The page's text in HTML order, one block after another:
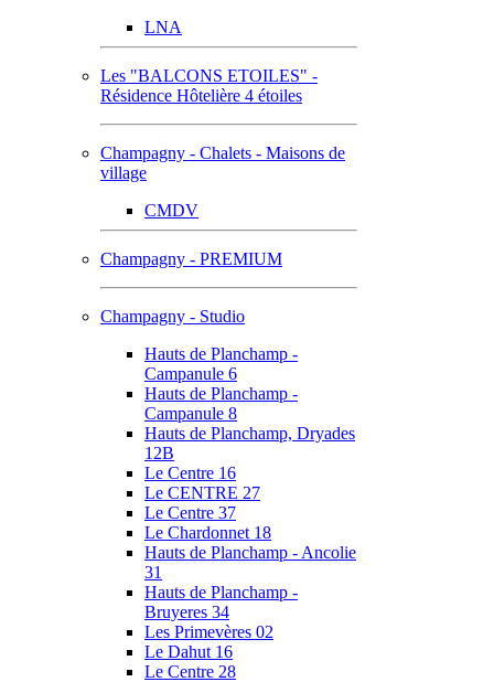
LNA
Les "BALCONS ETOILES" -
Résidence Hôtelière 4 étoiles
Champagny - Chalets - Maisons de
village
CMDV
Champagny - PREMIUM
Champagny - Studio
Hauts de Planchamp -
Campanule 6
Hauts de Planchamp -
Campanule 8
Hauts de Planchamp, Dryades
12B
Le Centre 16
Le CENTRE 27
Le Centre 37
Le Chardonnet 18
Hauts de Planchamp - Ancolie
31
Hauts de Planchamp -
Bruyeres 34
Les Primevères 02
Le Dahut 16
Le Centre 28